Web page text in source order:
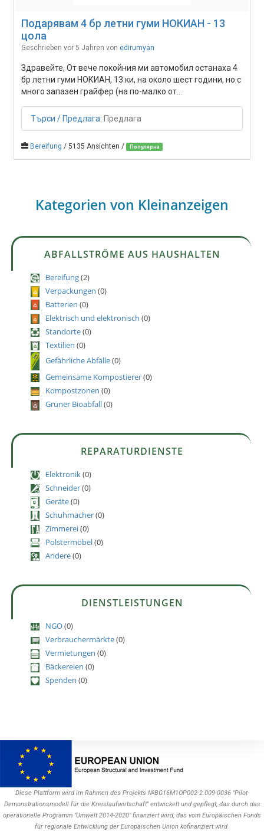
Подарявам 4 бр летни гуми НОКИАН - 13
цола
Geschrieben vor 5 Jahren von edirumyan
Здравейте, От вече покойния ми автомобил останаха 4
бр летни гуми НОКИАН, 13.ки, на около шест години, но с
много запазен грайфер (на по-малко от...
Търси / Предлага: Предлага
Bereifung / 5135 Ansichten / Популярна
Kategorien von Kleinanzeigen
ABFALLSTRÖME AUS HAUSHALTEN
Bereifung(2)
Verpackungen (0)
Batterien (0)
Elektrisch und elektronisch (0)
Standorte(0)
Textilien (0)
Gefährliche Abfälle(0)
Gemeinsame Kompostierer(0)
Kompostzonen (0)
Grüner Bioabfall(0)
REPARATURDIENSTE
Elektronik(0)
Schneider(0)
Geräte(0)
Schuhmacher(0)
Zimmerei(0)
Polstermöbel(0)
Andere(0)
DIENSTLEISTUNGEN
NGO(0)
Verbrauchermärkte(0)
Vermietungen (0)
Bäckereien (0)
Spenden (0)
Diese Plattform wird im Rahmen des Projekts №BG16M1OP002-2.009-0036 "Pilot-
Demonstrationsmodell für die Kreislaufwirtschaft" entwickelt und gepflegt, das durch das
operationelle Programm "Umwelt 2014-2020" finanziert wird, das vom Europäischen Fonds
für regionale Entwicklung der Europäischen Union kofinanziert wird.